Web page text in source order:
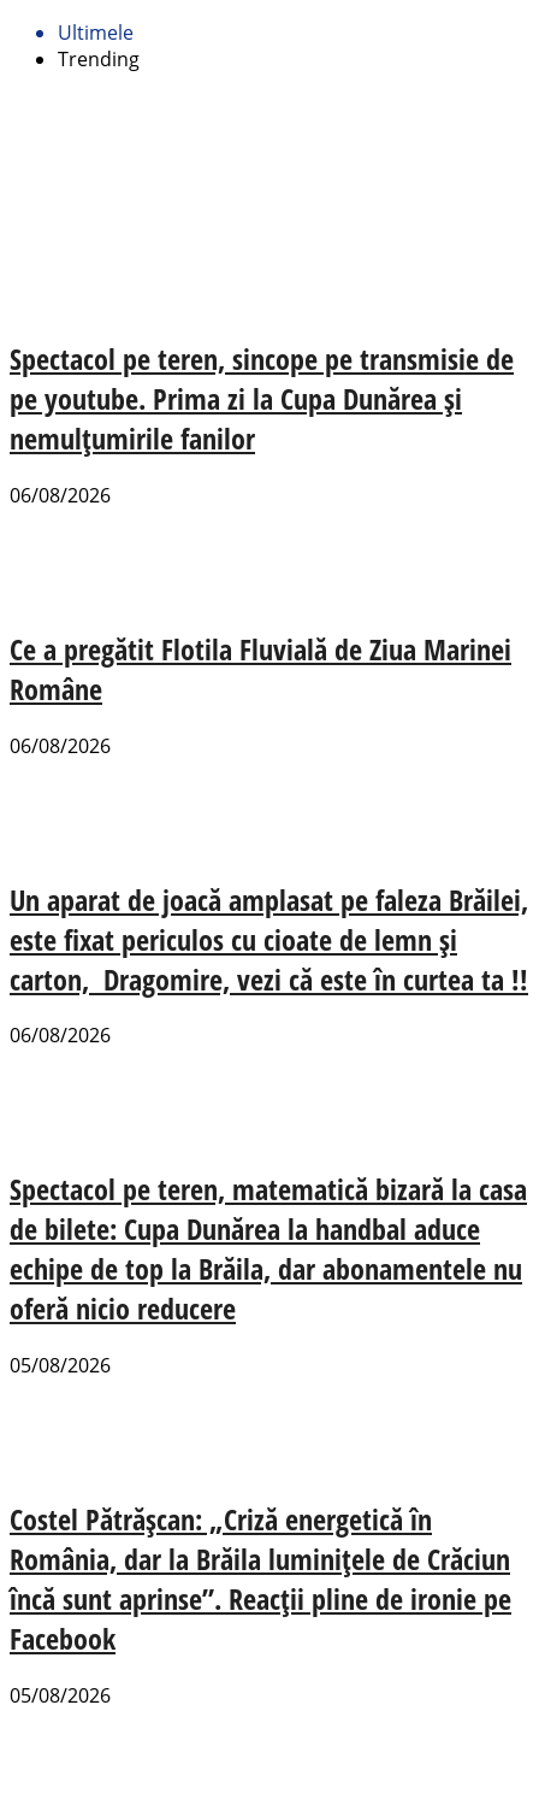
Ultimele
Trending
Spectacol pe teren, sincope pe transmisie de
pe youtube. Prima zi la Cupa Dunărea și
nemulțumirile fanilor
06/08/2026
Ce a pregătit Flotila Fluvială de Ziua Marinei
Române
06/08/2026
Un aparat de joacă amplasat pe faleza Brăilei,
este fixat periculos cu cioate de lemn și
carton, Dragomire, vezi că este în curtea ta !!
06/08/2026
Spectacol pe teren, matematică bizară la casa
de bilete: Cupa Dunărea la handbal aduce
echipe de top la Brăila, dar abonamentele nu
oferă nicio reducere
05/08/2026
Costel Pătrășcan: „Criză energetică în
România, dar la Brăila luminițele de Crăciun
încă sunt aprinse”. Reacții pline de ironie pe
Facebook
05/08/2026